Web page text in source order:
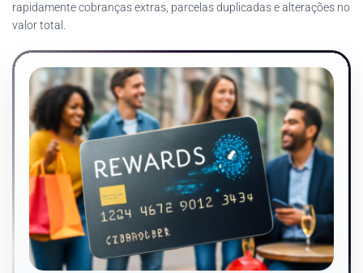
rapidamente cobranças extras, parcelas duplicadas e alterações no
valor total.